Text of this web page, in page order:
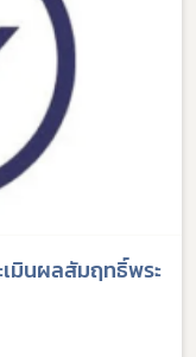
มินผลสัมฤทธิ์พระ